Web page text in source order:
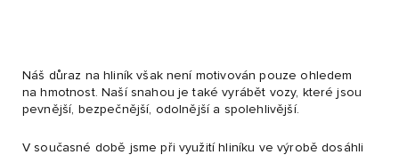
Náš důraz na hliník však není motivován pouze ohledem
na hmotnost. Naší snahou je také vyrábět vozy, které jsou
pevnější, bezpečnější, odolnější a spolehlivější.
V současné době jsme při využití hliníku ve výrobě dosáhli